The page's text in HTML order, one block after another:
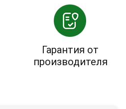
Гарантия от
производителя